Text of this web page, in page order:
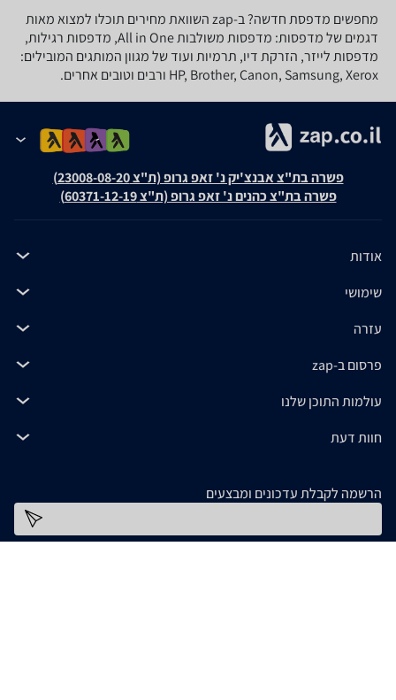
מחפשים מדפסת חדשה? ב-zap השוואת מחירים תוכלו למצוא מאות
דגמים של מדפסות: מדפסות משולבות All in One, מדפסות רגילות,
מדפסות לייזר, הזרקת דיו, תרמיות ועוד של מגוון המותגים המובילים:
HP, Brother, Canon, Samsung, Xerox ורבים וטובים אחרים.
פשרה בת"צ אבנצ'יק נ' זאפ גרופ (ת"צ 23008-08-20)
פשרה בת"צ כהנים נ' זאפ גרופ (ת"צ 60371-12-19)
אודות
שימושי
עזרה
פרסום ב-zap
עולמות התוכן שלנו
חוות דעת
הרשמה לקבלת עדכונים ומבצעים